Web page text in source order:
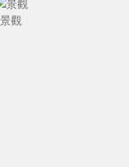
景觀